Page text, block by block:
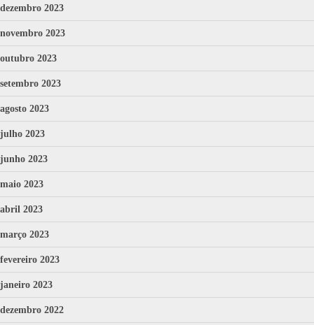
dezembro 2023
novembro 2023
outubro 2023
setembro 2023
agosto 2023
julho 2023
junho 2023
maio 2023
abril 2023
março 2023
fevereiro 2023
janeiro 2023
dezembro 2022